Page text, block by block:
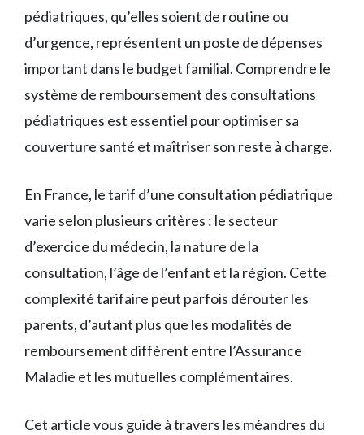
pédiatriques, qu’elles soient de routine ou
d’urgence, représentent un poste de dépenses
important dans le budget familial. Comprendre le
système de remboursement des consultations
pédiatriques est essentiel pour optimiser sa
couverture santé et maîtriser son reste à charge.
En France, le tarif d’une consultation pédiatrique
varie selon plusieurs critères : le secteur
d’exercice du médecin, la nature de la
consultation, l’âge de l’enfant et la région. Cette
complexité tarifaire peut parfois dérouter les
parents, d’autant plus que les modalités de
remboursement diffèrent entre l’Assurance
Maladie et les mutuelles complémentaires.
Cet article vous guide à travers les méandres du